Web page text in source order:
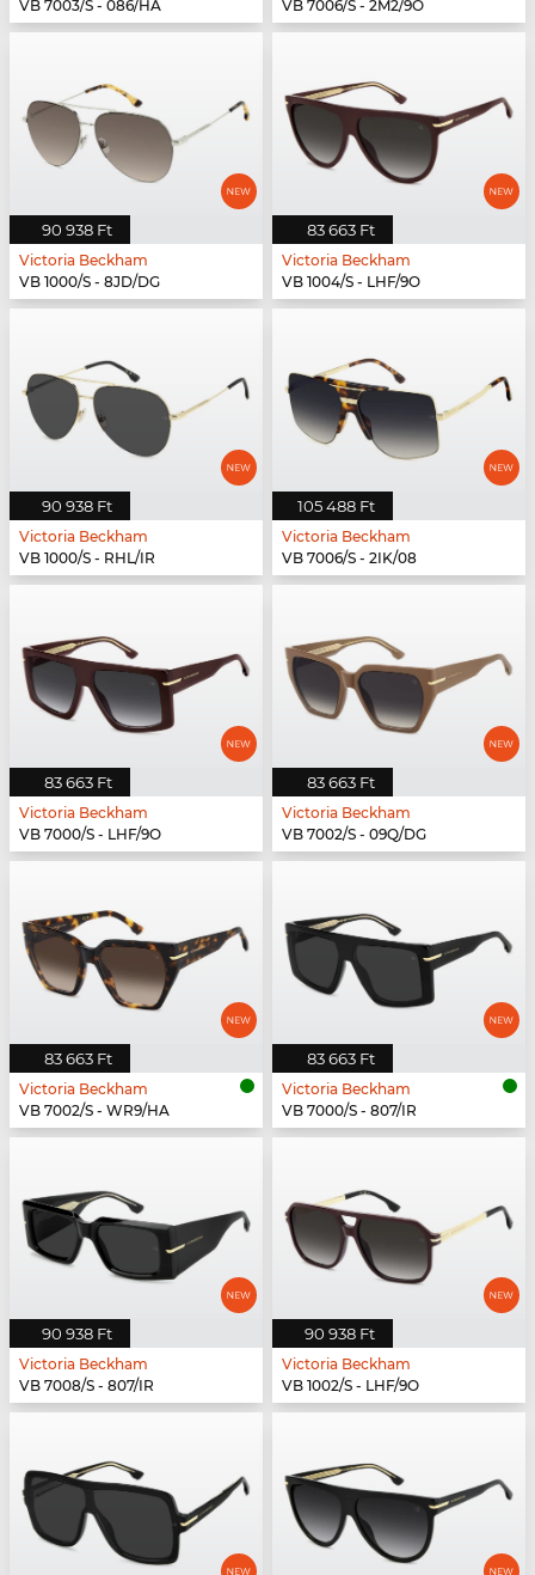
VB 7003/S - 086/HA
VB 7006/S - 2M2/9O
90 938 Ft
Victoria Beckham
VB 1000/S - 8JD/DG
83 663 Ft
Victoria Beckham
VB 1004/S - LHF/9O
90 938 Ft
Victoria Beckham
VB 1000/S - RHL/IR
105 488 Ft
Victoria Beckham
VB 7006/S - 2IK/08
83 663 Ft
Victoria Beckham
VB 7000/S - LHF/9O
83 663 Ft
Victoria Beckham
VB 7002/S - 09Q/DG
83 663 Ft
Victoria Beckham
VB 7002/S - WR9/HA
83 663 Ft
Victoria Beckham
VB 7000/S - 807/IR
90 938 Ft
Victoria Beckham
VB 7008/S - 807/IR
90 938 Ft
Victoria Beckham
VB 1002/S - LHF/9O